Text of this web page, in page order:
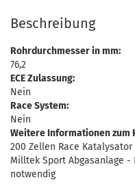
Beschreibung
Rohrdurchmesser in mm:
76,2
ECE Zulassung:
Nein
Race System:
Nein
Weitere Informationen zum
200 Zellen Race
Milltek Sport Abgasanlage -
notwendig